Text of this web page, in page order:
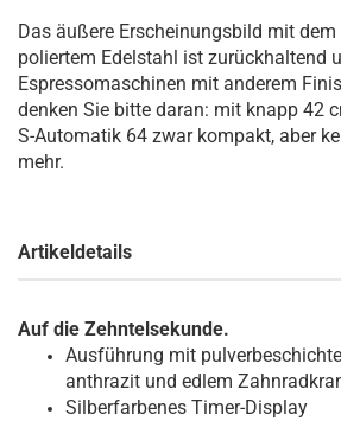
Das äußere Erscheinungsbild mit dem
poliertem Edelstahl ist zurückhaltend
Espressomaschinen mit anderem
denken Sie bitte daran: mit knapp 42
S-Automatik 64 zwar kompakt, aber
mehr.
Artikeldetails
Auf die Zehntelsekunde.
Ausführung mit
anthrazit und edlem
Silberfarbenes Timer-Display